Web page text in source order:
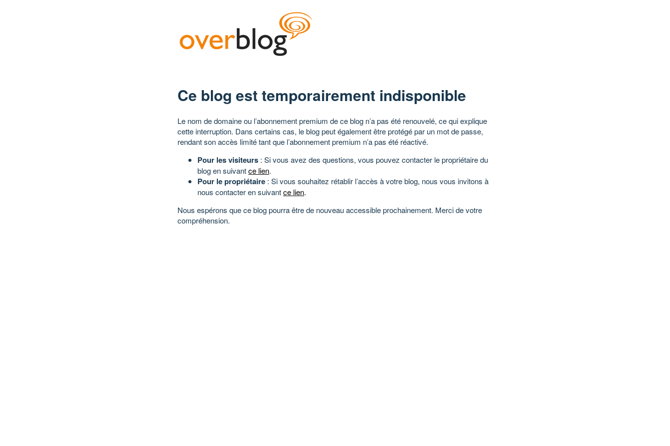
Ce blog est temporairement indisponible
Le nom de domaine ou l’abonnement premium de ce blog n’a pas été renouvelé, ce qui explique
cette interruption. Dans certains cas, le blog peut également être protégé par un mot de passe,
rendant son accès limité tant que l’abonnement premium n’a pas été réactivé.
Pour les visiteurs : Si vous avez des questions, vous pouvez contacter le propriétaire du
blog en suivantce lien.
Pour le propriétaire : Si vous souhaitez rétablir l’accès à votre blog, nous vous invitons à
nous contacter en suivantce lien.
Nous espérons que ce blog pourra être de nouveau accessible prochainement. Merci de votre
compréhension.